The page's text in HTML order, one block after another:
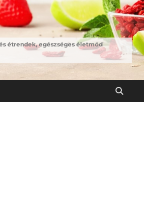
étrendek, egészséges életmód